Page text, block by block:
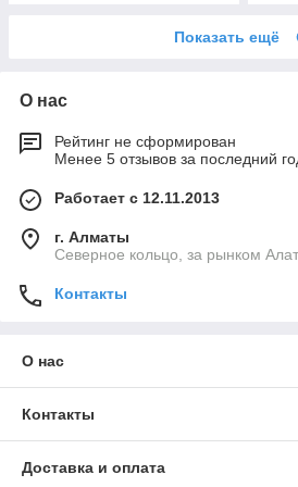
Показать ещё
О нас
Рейтинг не сформирован
Менее 5 отзывов за последний
Работает с 12.11.2013
г. Алматы
Северное кольцо, за рынком
Контакты
О нас
Контакты
Доставка и оплата